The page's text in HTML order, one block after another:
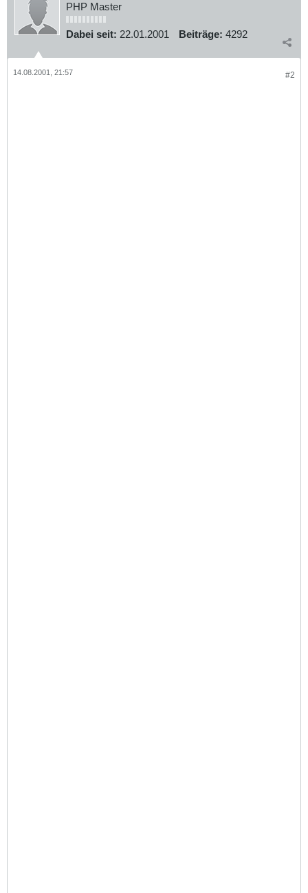
PHP Master
Dabei seit: 22.01.2001 Beiträge: 4292
#2
14.08.2001, 21:57